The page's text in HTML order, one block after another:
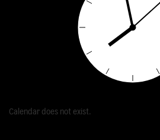
Calendar does not exist.